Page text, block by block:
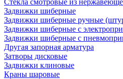
Стёкла смотровые из
Задвижки шиберные
Задвижки шиберные ручные
Задвижки шиберные с
Задвижки шиберные с
Другая запорная арматура
Затворы дисковые
Задвижки клиновые
Краны шаровые